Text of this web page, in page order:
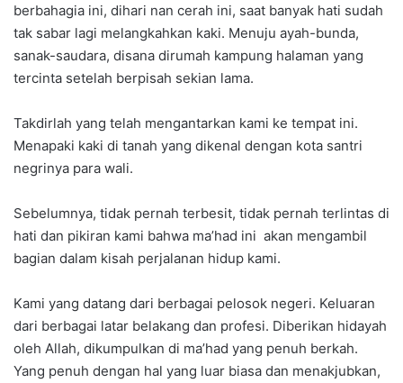
berbahagia ini, dihari nan cerah ini, saat banyak hati sudah
tak sabar lagi melangkahkan kaki. Menuju ayah-bunda,
sanak-saudara, disana dirumah kampung halaman yang
tercinta setelah berpisah sekian lama.
Takdirlah yang telah mengantarkan kami ke tempat ini.
Menapaki kaki di tanah yang dikenal dengan kota santri
negrinya para wali.
Sebelumnya, tidak pernah terbesit, tidak pernah terlintas di
hati dan pikiran kami bahwa ma’had ini akan mengambil
bagian dalam kisah perjalanan hidup kami.
Kami yang datang dari berbagai pelosok negeri. Keluaran
dari berbagai latar belakang dan profesi. Diberikan hidayah
oleh Allah, dikumpulkan di ma’had yang penuh berkah.
Yang penuh dengan hal yang luar biasa dan menakjubkan,